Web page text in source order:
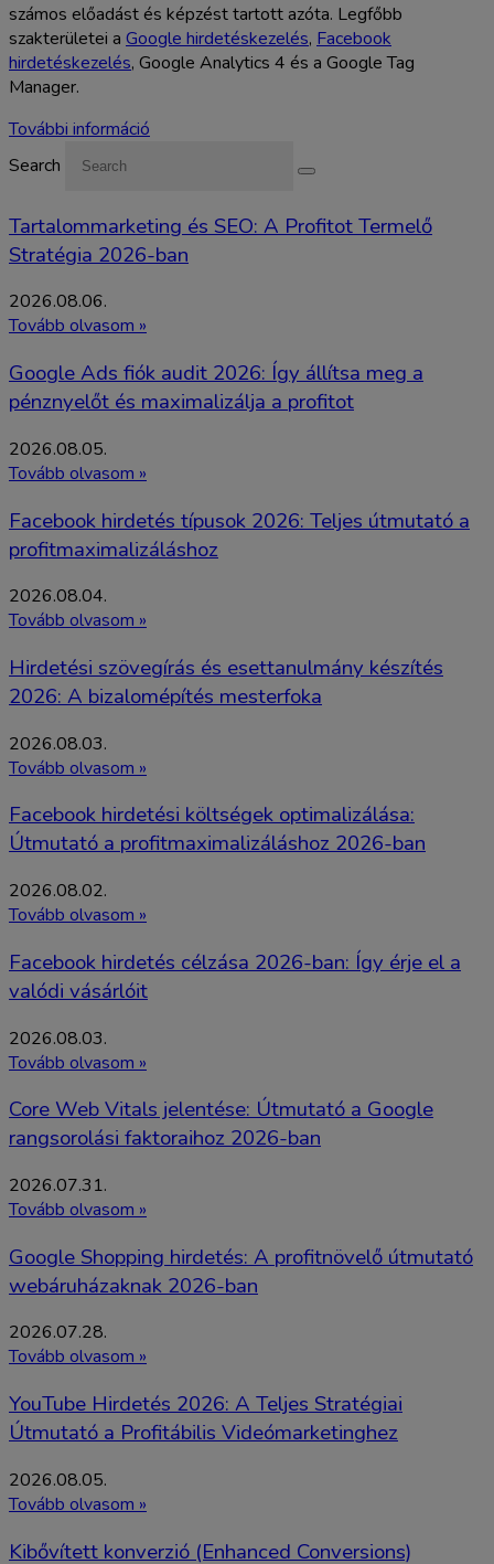
számos előadást és képzést tartott azóta. Legfőbb
szakterületei a Google hirdetéskezelés, Facebook
hirdetéskezelés, Google Analytics 4 és a Google Tag
Manager.
További információ
Search
Tartalommarketing és SEO: A Profitot Termelő
Stratégia 2026-ban
2026.08.06.
Tovább olvasom »
Google Ads fiók audit 2026: Így állítsa meg a
pénznyelőt és maximalizálja a profitot
2026.08.05.
Tovább olvasom »
Facebook hirdetés típusok 2026: Teljes útmutató a
profitmaximalizáláshoz
2026.08.04.
Tovább olvasom »
Hirdetési szövegírás és esettanulmány készítés
2026: A bizalomépítés mesterfoka
2026.08.03.
Tovább olvasom »
Facebook hirdetési költségek optimalizálása:
Útmutató a profitmaximalizáláshoz 2026-ban
2026.08.02.
Tovább olvasom »
Facebook hirdetés célzása 2026-ban: Így érje el a
valódi vásárlóit
2026.08.03.
Tovább olvasom »
Core Web Vitals jelentése: Útmutató a Google
rangsorolási faktoraihoz 2026-ban
2026.07.31.
Tovább olvasom »
Google Shopping hirdetés: A profitnövelő útmutató
webáruházaknak 2026-ban
2026.07.28.
Tovább olvasom »
YouTube Hirdetés 2026: A Teljes Stratégiai
Útmutató a Profitábilis Videómarketinghez
2026.08.05.
Tovább olvasom »
Kibővített konverzió (Enhanced Conversions)